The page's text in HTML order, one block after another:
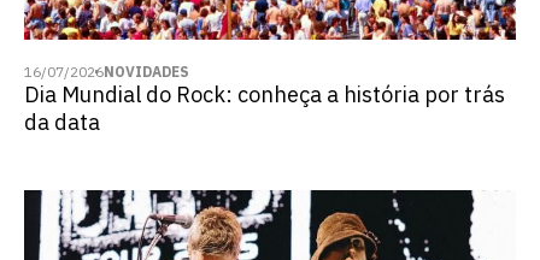
16/07/2026NOVIDADES
Dia Mundial do Rock: conheça a história por trás
da data